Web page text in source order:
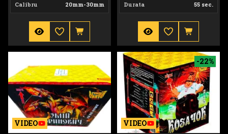
Calibru
20mm-30mm
Durata
55 sec.
VIDEO
14-36 -22%
VIDEO